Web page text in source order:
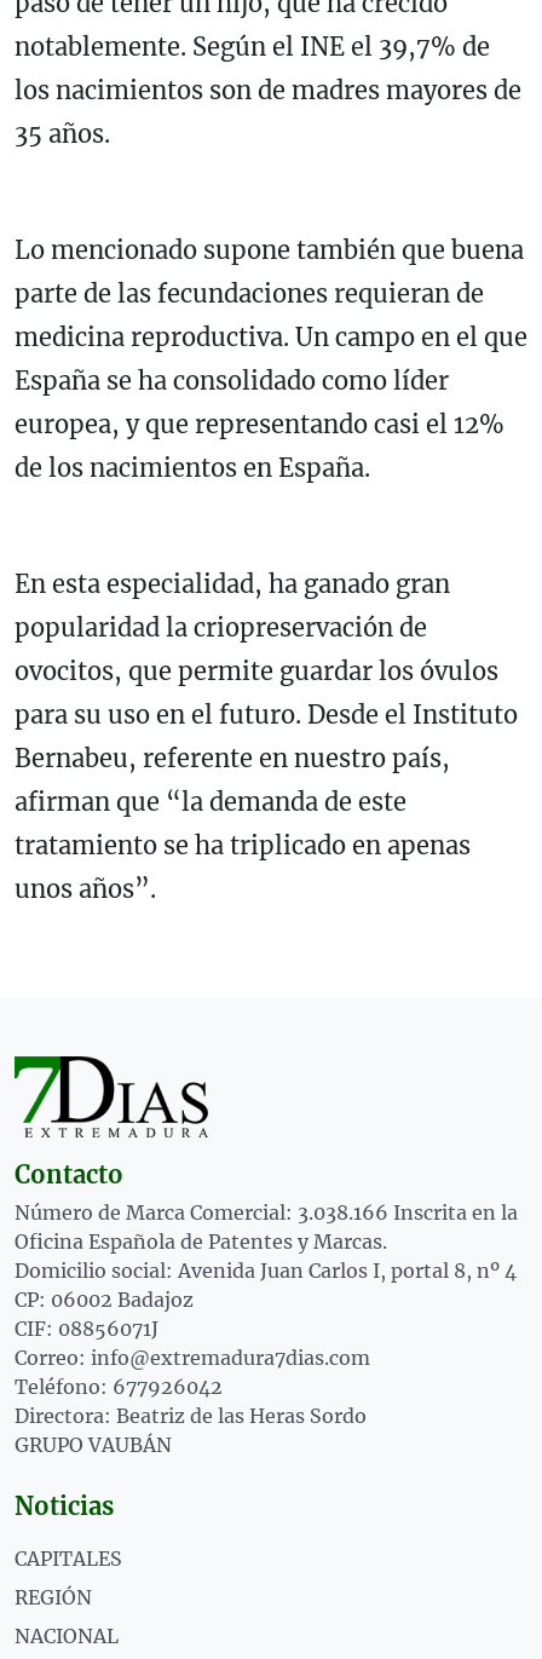
notablemente. Según el INE el 39,7% de
los nacimientos son de madres mayores de
35 años.
Lo mencionado supone también que buena
parte de las fecundaciones requieran de
medicina reproductiva. Un campo en el que
España se ha consolidado como líder
europea, y que representando casi el 12%
de los nacimientos en España.
En esta especialidad, ha ganado gran
popularidad la criopreservación de
ovocitos, que permite guardar los óvulos
para su uso en el futuro. Desde el Instituto
Bernabeu, referente en nuestro país,
afirman que “la demanda de este
tratamiento se ha triplicado en apenas
unos años”.
Contacto
Número de Marca Comercial: 3.038.166 Inscrita en la
Oficina Española de Patentes y Marcas.
Domicilio social: Avenida Juan Carlos I, portal 8, nº 4
CP: 06002 Badajoz
CIF: 08856071J
Correo: info@extremadura7dias.com
Teléfono: 677926042
Directora: Beatriz de las Heras Sordo
GRUPO VAUBÁN
Noticias
CAPITALES
REGIÓN
NACIONAL